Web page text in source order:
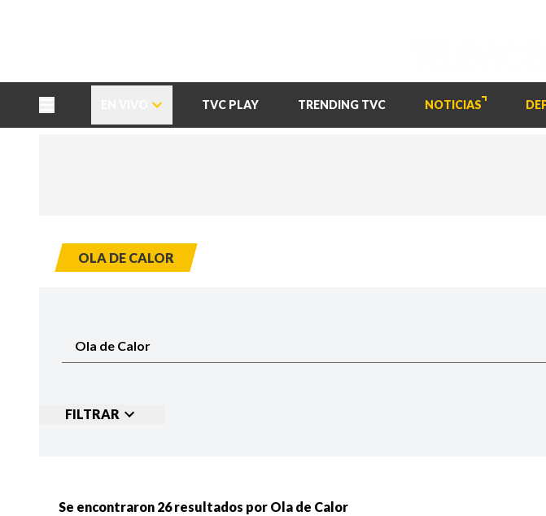
TVC PLAY TRENDING TVC NOTICIAS
OLA DE CALOR
FILTRAR
Se encontraron 26 resultados por Ola de Calor